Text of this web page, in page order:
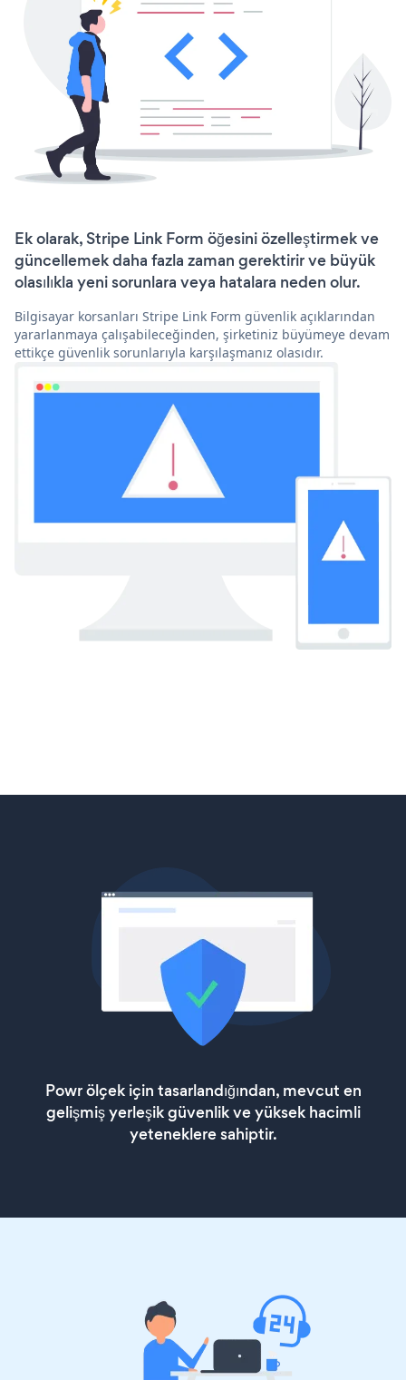
Ek olarak, Stripe Link Form öğesini özelleştirmek ve
güncellemek daha fazla zaman gerektirir ve büyük
olasılıkla yeni sorunlara veya hatalara neden olur.
Bilgisayar korsanları Stripe Link Form güvenlik açıklarından
yararlanmaya çalışabileceğinden, şirketiniz büyümeye devam
ettikçe güvenlik sorunlarıyla karşılaşmanız olasıdır.
Powr ölçek için tasarlandığından, mevcut en
gelişmiş yerleşik güvenlik ve yüksek hacimli
yeteneklere sahiptir.